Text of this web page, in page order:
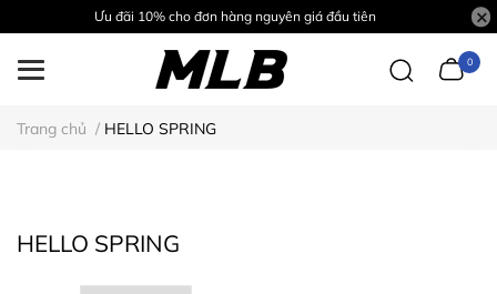
Ưu đãi 10% cho đơn hàng nguyên giá đầu tiên
0
Trang chủ / HELLO SPRING
HELLO SPRING